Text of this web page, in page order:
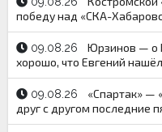
победу над «СКА-
09.08.26
Юрзинов — о
хорошо, что Евгений
09.08.26
«Спартак» —
друг с другом последние